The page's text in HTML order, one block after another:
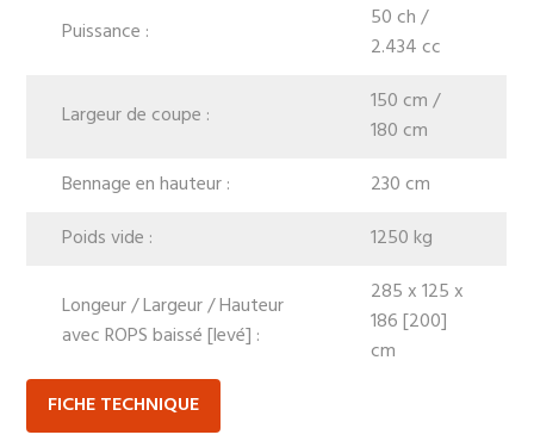
Puissance :
50 ch /
2.434 cc
Largeur de coupe :
150 cm /
180 cm
Bennage en hauteur :
230 cm
Poids vide :
1250 kg
Longeur / Largeur / Hauteur
avec ROPS baissé [levé] :
285 x 125 x
186 [200]
cm
FICHE TECHNIQUE